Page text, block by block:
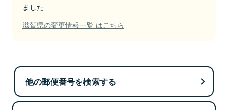
ました
滋賀県の変更情報一覧 はこちら
他の郵便番号を検索する